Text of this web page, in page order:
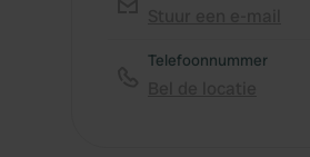
Telefoonnummer